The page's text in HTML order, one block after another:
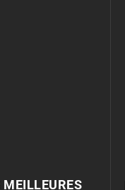
MEILLEURES